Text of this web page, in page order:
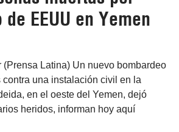
EEUU en Yemen
(Prensa Latina) Un nuevo bombardeo
una instalación civil en la
en el oeste del Yemen, dejó
heridos, informan hoy aquí